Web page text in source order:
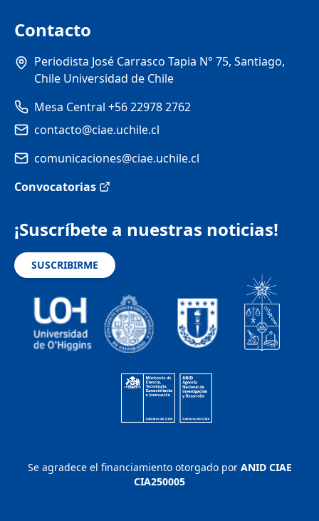
Contacto
Periodista José Carrasco Tapia N° 75, Santiago,
Chile Universidad de Chile
Mesa Central +56 22978 2762
contacto@ciae.uchile.cl
comunicaciones@ciae.uchile.cl
Convocatorias
¡Suscríbete a nuestras noticias!
SUSCRIBIRME
Se agradece el financiamiento otorgado por ANID CIAE
CIA250005